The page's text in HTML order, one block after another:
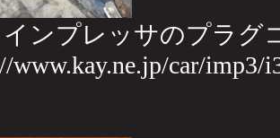
インプレッサのプラグ
www.kay.ne.jp/car/imp3/